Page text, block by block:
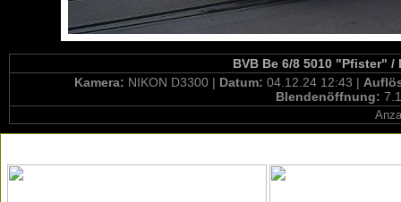
BVB Be 6/8 5010 "Pfister" /
Kamera: NIKON D3300 | Datum: 04.12.24 12:43 |
Blendenöffnung: